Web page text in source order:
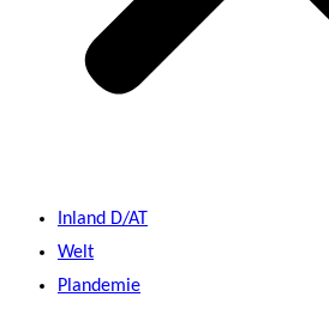
Inland D/AT
Welt
Plandemie